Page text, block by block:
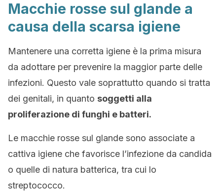
Macchie rosse sul glande a
causa della scarsa igiene
Mantenere una corretta igiene è la prima misura
da adottare per prevenire la maggior parte delle
infezioni. Questo vale soprattutto quando si tratta
dei genitali, in quanto soggetti alla
proliferazione di funghi e batteri.
Le macchie rosse sul glande sono associate a
cattiva igiene che favorisce l’infezione da candida
o quelle di natura batterica, tra cui lo
streptococco.